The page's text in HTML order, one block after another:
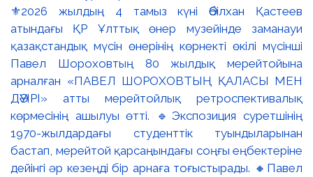
⚜️2026 жылдың 4 тамыз күні Әбілхан Қастеев
атындағы ҚР Ұлттық өнер музейінде заманауи
қазақстандық мүсін өнерінің көрнекті өкілі мүсінші
Павел Шороховтың 80 жылдық мерейтойына
арналған «ПАВЕЛ ШОРОХОВТЫҢ ҚАЛАСЫ МЕН
ДӘУІРІ» атты мерейтойлық ретроспективалық
көрмесінің ашылуы өтті. 🔹Экспозиция суретшінің
1970-жылдардағы студенттік туындыларынан
бастап, мерейтой қарсаңындағы соңғы еңбектеріне
дейінгі әр кезеңді бір арнаға тоғыстырады. 🔸Павел